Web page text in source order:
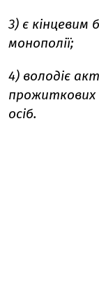
3) є кінцевим
монополії;
4) володіє
прожиткових
осіб.